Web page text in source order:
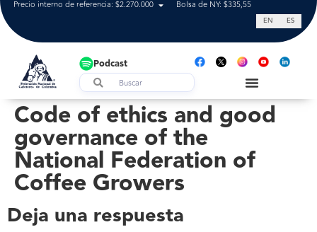
Precio interno de referencia: $2.270.000 Bolsa de NY: $335,55 Tasa de
EN ES
Podcast
Code of ethics and good
governance of the
National Federation of
Coffee Growers
Deja una respuesta